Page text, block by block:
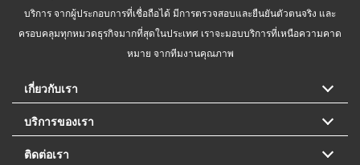
บริการ จากผู้ประกอบการที่เชื่อถือได้ มีการตรวจสอบและยืนยันตัวตนจริง และ
ครอบคลุมทุกหมวดธุรกิจมากที่สุดในประเทศ เราจะมอบบริการที่เหนือความคาด
หมาย จากทีมงานคุณภาพ
เกี่ยวกับเรา
บริการของเรา
ติดต่อเรา